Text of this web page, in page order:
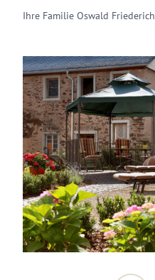
Ihre Familie Oswald Friederich